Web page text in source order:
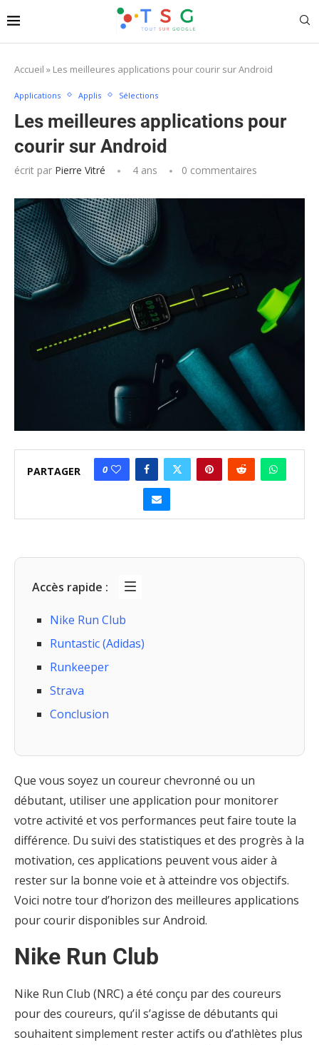
Accueil » Les meilleures applications pour courir sur Android
Applications Applis Sélections
Les meilleures applications pour
courir sur Android
écrit par Pierre Vitré 4 ans 0 commentaires
PARTAGER 0
Accès rapide :
Nike Run Club
Runtastic (Adidas)
Runkeeper
Strava
Conclusion
Que vous soyez un coureur chevronné ou un
débutant, utiliser une application pour monitorer
votre activité et vos performances peut faire toute la
différence. Du suivi des statistiques et des progrès à la
motivation, ces applications peuvent vous aider à
rester sur la bonne voie et à atteindre vos objectifs.
Voici notre tour d’horizon des meilleures applications
pour courir disponibles sur Android.
Nike Run Club
Nike Run Club (NRC) a été conçu par des coureurs
pour des coureurs, qu’il s’agisse de débutants qui
souhaitent simplement rester actifs ou d’athlètes plus